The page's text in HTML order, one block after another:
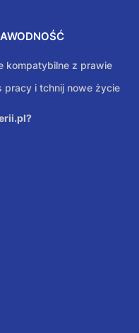
kompatybilne z prawie
pracy i tchnij nowe życie